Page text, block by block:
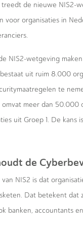
de nieuwe NIS2-
voor organisaties in
NIS2-wetgeving
bestaat uit ruim 8.000
te
omvat meer dan 50.000
uit Groep 1. De
de
NIS2 is dat
Dat betekent dat
banken, accountants